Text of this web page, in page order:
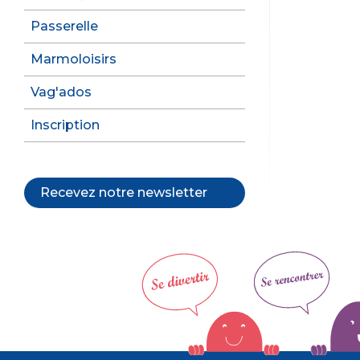
Passerelle
Marmoloisirs
Vag'ados
Inscription
Recevez notre newsletter